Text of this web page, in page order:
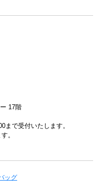
17階
まで受付いたします。
。
ッグ